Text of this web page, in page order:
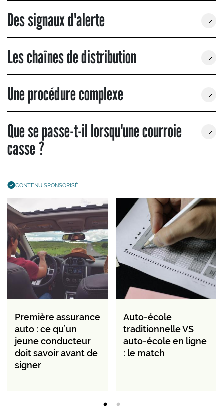
Des signaux d'alerte
Les chaînes de distribution
Une procédure complexe
Que se passe-t-il lorsqu'une courroie
casse ?
CONTENU SPONSORISÉ
Première assurance
auto : ce qu’un
jeune conducteur
doit savoir avant de
signer
Auto-école
traditionnelle VS
auto-école en ligne
: le match